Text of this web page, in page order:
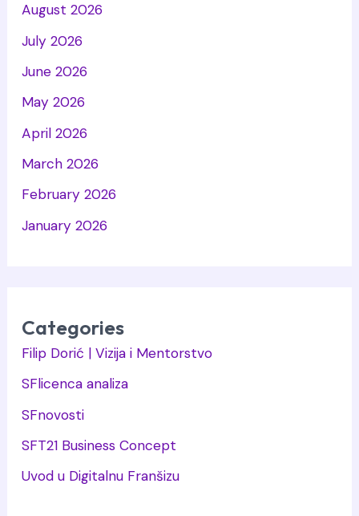
August 2026
July 2026
June 2026
May 2026
April 2026
March 2026
February 2026
January 2026
Categories
Filip Dorić | Vizija i Mentorstvo
SFlicenca analiza
SFnovosti
SFT21 Business Concept
Uvod u Digitalnu Franšizu